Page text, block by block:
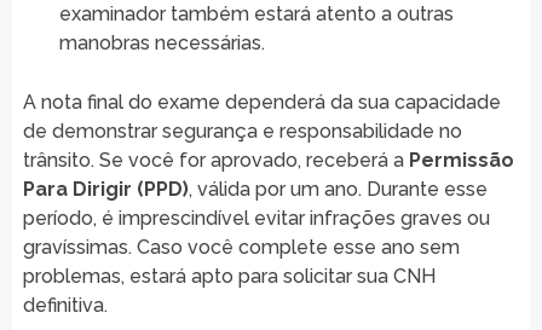
examinador também estará atento a outras
manobras necessárias.
A nota final do exame dependerá da sua capacidade
de demonstrar segurança e responsabilidade no
trânsito. Se você for aprovado, receberá a Permissão
Para Dirigir (PPD), válida por um ano. Durante esse
período, é imprescindível evitar infrações graves ou
gravíssimas. Caso você complete esse ano sem
problemas, estará apto para solicitar sua CNH
definitiva.